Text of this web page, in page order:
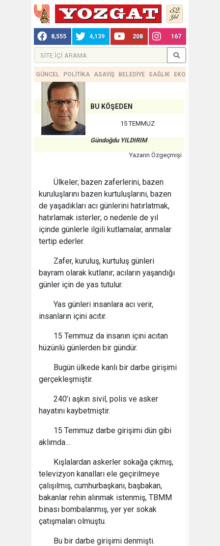
8,555 4,139 208 167
GÜNCEL POLİTİKA ASAYİŞ BELEDİYE SAĞLIK EKONOMİ
BU KÖŞEDEN
15 TEMMUZ
Gündoğdu YILDIRIM
Yazarın Özgeçmişi
Ülkeler; bazen zaferlerini, bazen
kuruluşlarını bazen kurtuluşlarını, bazen
de yaşadıkları acı günlerini hatırlatmak,
hatırlamak isterler; o nedenle de yıl
içinde günlerle ilgili kutlamalar, anmalar
tertip ederler.
Zafer, kuruluş, kurtuluş günleri
bayram olarak kutlanır; acıların yaşandığı
günler için de yas tutulur.
Yas günleri insanlara acı verir,
insanların içini acıtır.
15 Temmuz da insanın içini acıtan
hüzünlü günlerden bir gündür.
Bugün ülkede kanlı bir darbe girişimi
gerçekleşmiştir.
240’ı aşkın sivil, polis ve asker
hayatını kaybetmiştir.
15 Temmuz darbe girişimi dün gibi
aklımda…
Kışlalardan askerler sokağa çıkmış,
televizyon kanalları ele geçirilmeye
çalışılmış, cumhurbaşkanı, başbakan,
bakanlar rehin alınmak istenmiş, TBMM
binası bombalanmış, yer yer sokak
çatışmaları olmuştu.
Bu bir darbe girişimi denmişti.